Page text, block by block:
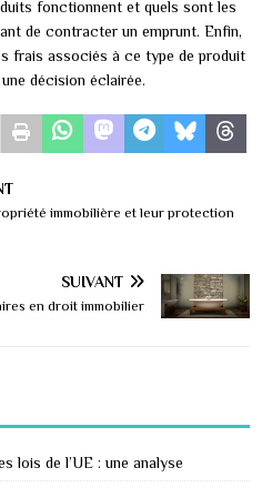
fonctionnent et quels sont les
de contracter un emprunt. Enfin,
frais associés à ce type de produit
décision éclairée.
immobilière et leur protection
SUIVANT
en droit immobilier
lois de l’UE : une analyse